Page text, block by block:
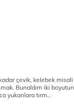
çevik, kelebek misali
Bunaldım iki boyutun
yukarılara tırm..